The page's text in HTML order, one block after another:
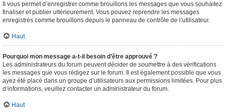
Il vous permet d’enregistrer comme brouillons les messages que vous souhaitez
finaliser et publier ultérieurement. Vous pouvez reprendre les messages
enregistrés comme brouillons depuis le panneau de contrôle de l’utilisateur.
Haut
Pourquoi mon message a-t-il besoin d’être approuvé ?
Les administrateurs du forum peuvent décider de soumettre à des vérifications
les messages que vous rédigez sur le forum. Il est également possible que vous
ayez été placé dans un groupe d’utilisateurs aux permissions limitées. Pour plus
d’informations, veuillez contacter un administrateur du forum.
Haut